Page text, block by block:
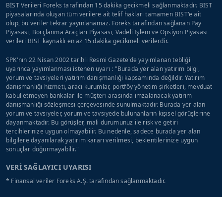
BİST Verileri Foreks tarafından 15 dakika gecikmeli sağlanmaktadır. BIST
piyasalarında oluşan tüm verilere ait telif hakları tamamen BIST'e ait
olup, bu veriler tekrar yayınlanamaz. Foreks tarafından sağlanan Pay
Piyasası, Borçlanma Araçları Piyasası, Vadeli İşlem ve Opsiyon Piyasası
verileri BIST kaynaklı en az 15 dakika gecikmeli verilerdir.
SPK'nın 22 Nisan 2002 tarihli Resmi Gazete'de yayımlanan tebliği
uyarınca yayımlanması istenen uyarı : "Burada yer alan yatırım bilgi,
yorum ve tavsiyeleri yatırım danışmanlığı kapsamında değildir. Yatırım
danışmanlığı hizmeti, aracı kurumlar, portföy yönetim şirketleri, mevduat
kabul etmeyen bankalar ile müşteri arasında imzalanacak yatırım
danışmanlığı sözleşmesi çerçevesinde sunulmaktadır. Burada yer alan
yorum ve tavsiyeler, yorum ve tavsiyede bulunanların kişisel görüşlerine
dayanmaktadır. Bu görüşler, mali durumunuz ile risk ve getiri
tercihlerinize uygun olmayabilir. Bu nedenle, sadece burada yer alan
bilgilere dayanılarak yatırım kararı verilmesi, beklentilerinize uygun
sonuçlar doğurmayabilir."
VERİ SAĞLAYICI UYARISI
* Finansal veriler Foreks A.Ş. tarafından sağlanmaktadır.